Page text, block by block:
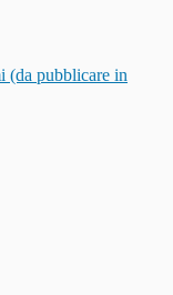
(da pubblicare in